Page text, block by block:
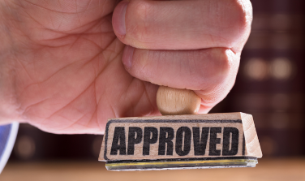
专区
专区
国家局核名 注
注册地址 璧山区注册公司
九龙坡区注册公司
渝北区注册公司
公司注册 香港公司设立
股份公司注册
解除异常名录
注册资金变更
三类医疗器械
影视演出 经营性演出许可证
文化出版
增值电信 SP经营许可证
著作权 作品著作权
版权专利 实用新型专利
国地税报道 年
审计验资 验资报告 财务审
税收筹划
工作居住证 工作居住证单位开户
集团官网 企业官